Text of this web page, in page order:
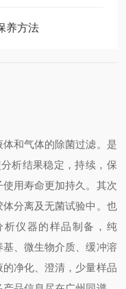
养方法
和气体的除菌过滤。是
析结果稳定，持续，保
用寿命更加持久。其次
分离及无菌试验中。也
析仪器的样品制备，纯
、微生物介质、缓冲溶
净化、澄清，少量样品